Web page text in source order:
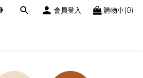
會員登入 購物車(0)